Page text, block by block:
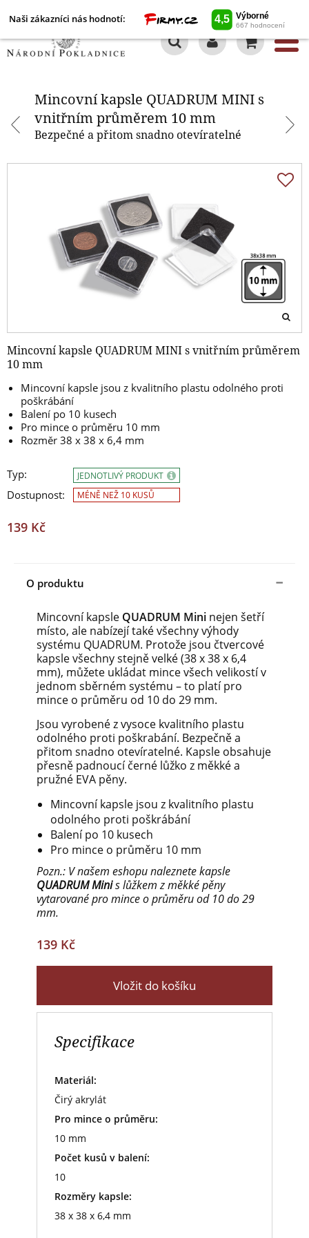
Naši zákazníci nás hodnotí:
Mincovní kapsle QUADRUM MINI s
vnitřním průměrem 10 mm
Bezpečné a přitom snadno otevíratelné
Mincovní kapsle QUADRUM MINI s vnitřním průměrem
10 mm
Mincovní kapsle jsou z kvalitního plastu odolného proti
poškrábání
Balení po 10 kusech
Pro mince o průměru 10 mm
Rozměr 38 x 38 x 6,4 mm
Typ:
Dostupnost:
JEDNOTLIVÝ PRODUKT
MÉNĚ NEŽ 10 KUSŮ
139 Kč
O produktu
Mincovní kapsle QUADRUM Mini nejen šetří
místo, ale nabízejí také všechny výhody
systému QUADRUM. Protože jsou čtvercové
kapsle všechny stejně velké (38 x 38 x 6,4
mm), můžete ukládat mince všech velikostí v
jednom sběrném systému – to platí pro
mince o průměru od 10 do 29 mm.
Jsou vyrobené z vysoce kvalitního plastu
odolného proti poškrabání. Bezpečně a
přitom snadno otevíratelné. Kapsle obsahuje
přesně padnoucí černé lůžko z měkké a
pružné EVA pěny.
Mincovní kapsle jsou z kvalitního plastu
odolného proti poškrábání
Balení po 10 kusech
Pro mince o průměru 10 mm
Pozn.: V našem eshopu naleznete kapsle
QUADRUMMinis lůžkem z měkké pěny
vytarované pro mince o průměru od 10 do 29
mm.
139 Kč
Vložit do košíku
Specifikace
Materiál:
Čirý akrylát
Pro mince o průměru:
10 mm
Počet kusů v balení:
10
Rozměry kapsle:
38 x 38 x 6,4 mm
Mincovní kapsle QUADRUM MINI